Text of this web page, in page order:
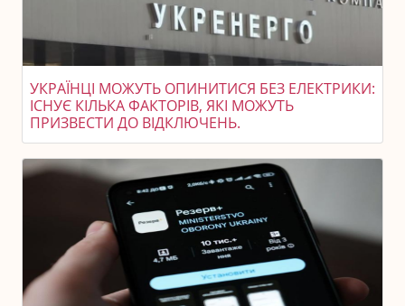
УКРАЇНЦІ МОЖУТЬ ОПИНИТИСЯ БЕЗ ЕЛЕКТРИКИ:
ІСНУЄ КІЛЬКА ФАКТОРІВ, ЯКІ МОЖУТЬ
ПРИЗВЕСТИ ДО ВІДКЛЮЧЕНЬ.